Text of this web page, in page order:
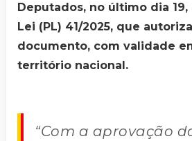
Deputados, no último dia
Lei (PL) 41/2025, que
documento, com validade
território nacional.
“Com a aprovação